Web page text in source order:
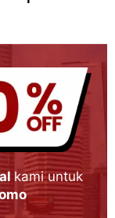
kami untuk